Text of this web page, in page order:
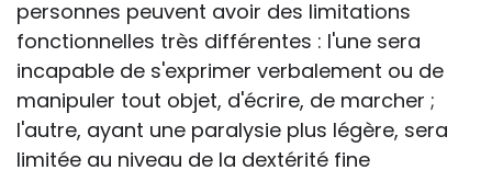
personnes peuvent avoir des limitations
fonctionnelles très différentes : l'une sera
incapable de s'exprimer verbalement ou de
manipuler tout objet, d'écrire, de marcher ;
l'autre, ayant une paralysie plus légère, sera
limitée au niveau de la dextérité fine